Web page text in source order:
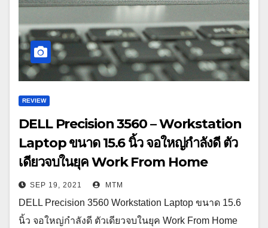
REVIEW
DELL Precision 3560 – Workstation
Laptop ขนาด 15.6 นิ้ว จอใหญ่กำลังดี ตัว
เดียวจบในยุค Work From Home
SEP 19, 2021 MTM
DELL Precision 3560 Workstation Laptop ขนาด 15.6
นิ้ว จอใหญ่กำลังดี ตัวเดียวจบในยุค Work From Home